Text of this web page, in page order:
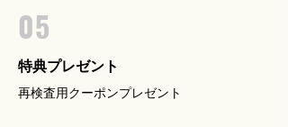
05
​特典プレゼント
​再検査用クーポンプレゼント